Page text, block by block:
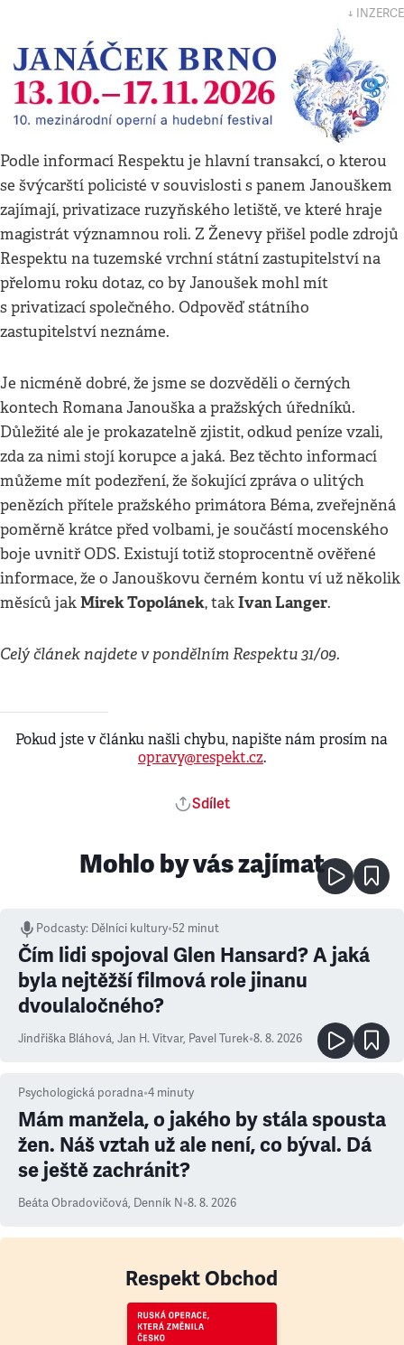
↓ INZERCE
Podle informací Respektu je hlavní transakcí, o kterou
se švýcarští policisté v souvislosti s panem Janouškem
zajímají, privatizace ruzyňského letiště, ve které hraje
magistrát významnou roli. Z Ženevy přišel podle zdrojů
Respektu na tuzemské vrchní státní zastupitelství na
přelomu roku dotaz, co by Janoušek mohl mít
s privatizací společného. Odpověď státního
zastupitelství neznáme.
Je nicméně dobré, že jsme se dozvěděli o černých
kontech Romana Janouška a pražských úředníků.
Důležité ale je prokazatelně zjistit, odkud peníze vzali,
zda za nimi stojí korupce a jaká. Bez těchto informací
můžeme mít podezření, že šokující zpráva o ulitých
penězích přítele pražského primátora Béma, zveřejněná
poměrně krátce před volbami, je součástí mocenského
boje uvnitř ODS. Existují totiž stoprocentně ověřené
informace, že o Janouškovu černém kontu ví už několik
měsíců jakMirek Topolánek, takIvan Langer.
Celý článek najdete v pondělním Respektu 31/09.
Pokud jste v článku našli chybu, napište nám prosím na
opravy@respekt.cz.
Sdílet
Mohlo by vás zajímat
Podcasty: Dělníci kultury•52 minut
Čím lidi spojoval Glen Hansard? A jaká
byla nejtěžší filmová role jinanu
dvoulaločného?
Jindřiška Bláhová, Jan H. Vitvar, Pavel Turek•8. 8. 2026
Psychologická poradna•4 minuty
Mám manžela, o jakého by stála spousta
žen. Náš vztah už ale není, co býval. Dá
se ještě zachránit?
Beáta Obradovičová, Denník N•8. 8. 2026
Respekt Obchod